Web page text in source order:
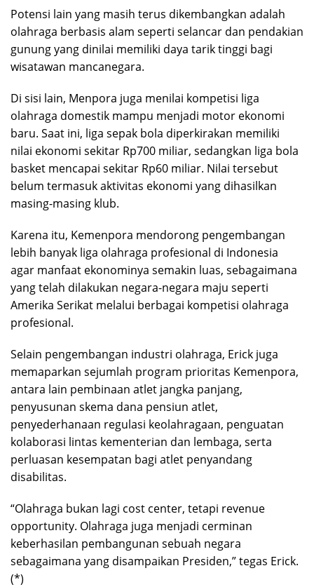
Potensi lain yang masih terus dikembangkan adalah
olahraga berbasis alam seperti selancar dan pendakian
gunung yang dinilai memiliki daya tarik tinggi bagi
wisatawan mancanegara.
Di sisi lain, Menpora juga menilai kompetisi liga
olahraga domestik mampu menjadi motor ekonomi
baru. Saat ini, liga sepak bola diperkirakan memiliki
nilai ekonomi sekitar Rp700 miliar, sedangkan liga bola
basket mencapai sekitar Rp60 miliar. Nilai tersebut
belum termasuk aktivitas ekonomi yang dihasilkan
masing-masing klub.
Karena itu, Kemenpora mendorong pengembangan
lebih banyak liga olahraga profesional di Indonesia
agar manfaat ekonominya semakin luas, sebagaimana
yang telah dilakukan negara-negara maju seperti
Amerika Serikat melalui berbagai kompetisi olahraga
profesional.
Selain pengembangan industri olahraga, Erick juga
memaparkan sejumlah program prioritas Kemenpora,
antara lain pembinaan atlet jangka panjang,
penyusunan skema dana pensiun atlet,
penyederhanaan regulasi keolahragaan, penguatan
kolaborasi lintas kementerian dan lembaga, serta
perluasan kesempatan bagi atlet penyandang
disabilitas.
“Olahraga bukan lagi cost center, tetapi revenue
opportunity. Olahraga juga menjadi cerminan
keberhasilan pembangunan sebuah negara
sebagaimana yang disampaikan Presiden,” tegas Erick.
(*)